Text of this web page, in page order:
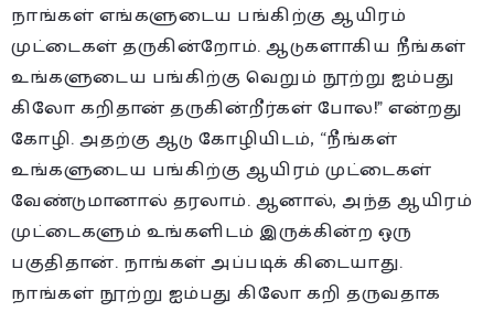
நாங்கள் எங்களுடைய பங்கிற்கு ஆயிரம்
முட்டைகள் தருகின்றோம். ஆடுகளாகிய நீங்கள்
உங்களுடைய பங்கிற்கு வெறும் நூற்று ஐம்பது
கிலோ கறிதான் தருகின்றீர்கள் போல!” என்றது
கோழி. அதற்கு ஆடு கோழியிடம், “நீங்கள்
உங்களுடைய பங்கிற்கு ஆயிரம் முட்டைகள்
வேண்டுமானால் தரலாம். ஆனால், அந்த ஆயிரம்
முட்டைகளும் உங்களிடம் இருக்கின்ற ஒரு
பகுதிதான். நாங்கள் அப்படிக் கிடையாது.
நாங்கள் நூற்று ஐம்பது கிலோ கறி தருவதாக